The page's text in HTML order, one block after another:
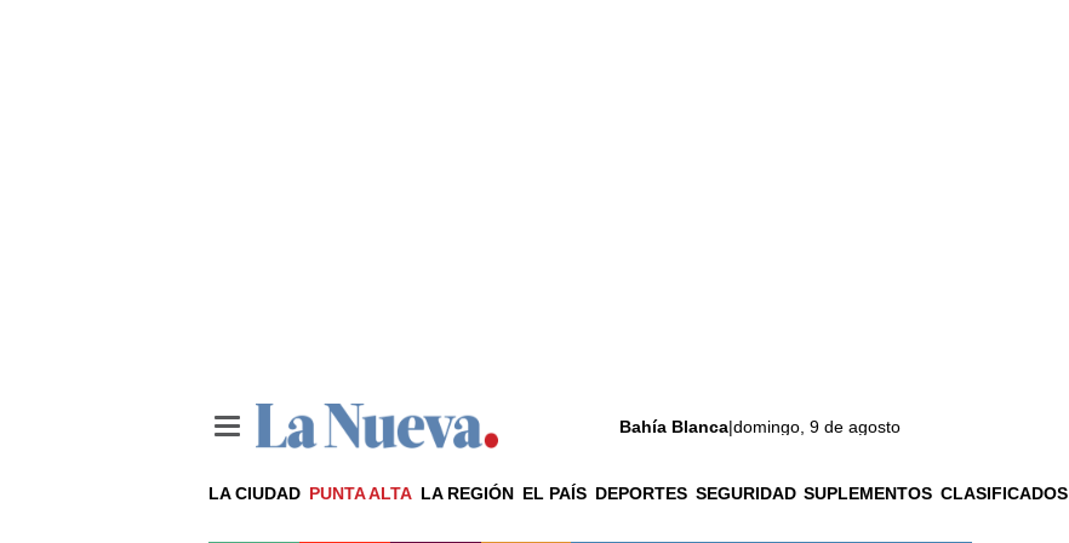
Bahía Blanca|domingo, 9 de agosto
LA CIUDAD PUNTA ALTA LA REGIÓN EL PAÍS DEPORTES SEGURIDAD SUPLEMENTOS CLASIFICADOS